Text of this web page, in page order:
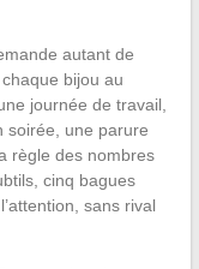
autant de
bijou au
journée de travail,
soirée, une parure
règle des nombres
cinq bagues
sans rival